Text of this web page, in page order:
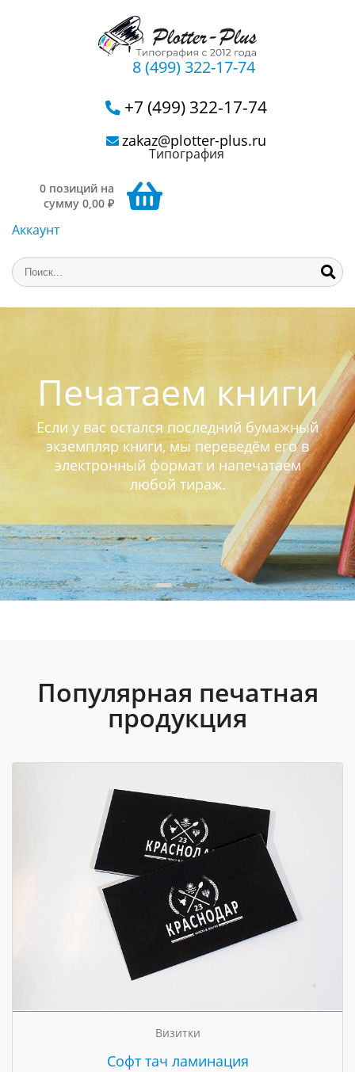
8 (499) 322-17-74
+7 (499) 322-17-74
zakaz@plotter-plus.ru
Типография
0 позиций на
сумму 0,00 ₽
Аккаунт
Печатаем книги
Если у вас остался последний бумажный
экземпляр книги, мы переведём его в
электронный формат и напечатаем
любой тираж.
Популярная печатная
продукция
Визитки
Cофт тач ламинация